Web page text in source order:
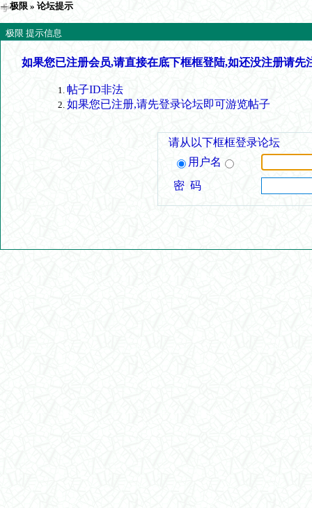
极限 » 论坛提示
极限 提示信息
如果您已注册会员,请直接在底下框框登陆,如还没注册请先
帖子ID非法
如果您已注册,请先登录论坛即可游览帖子
请从以下框框登录论坛
用户名
密 码